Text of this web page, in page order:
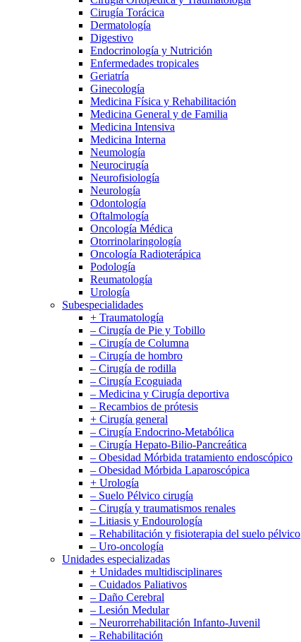
Cirugía Torácica
Dermatología
Digestivo
Endocrinología y Nutrición
Enfermedades tropicales
Geriatría
Ginecología
Medicina Física y Rehabilitación
Medicina General y de Familia
Medicina Intensiva
Medicina Interna
Neumología
Neurocirugía
Neurofisiología
Neurología
Odontología
Oftalmología
Oncología Médica
Otorrinolaringología
Oncología Radioterápica
Podología
Reumatología
Urología
Subespecialidades
+ Traumatología
– Cirugía de Pie y Tobillo
– Cirugía de Columna
– Cirugía de hombro
– Cirugía de rodilla
– Cirugía Ecoguiada
– Medicina y Cirugía deportiva
– Recambios de prótesis
+ Cirugía general
– Cirugía Endocrino-Metabólica
– Cirugía Hepato-Bilio-Pancreática
– Obesidad Mórbida tratamiento endoscópico
– Obesidad Mórbida Laparoscópica
+ Urología
– Suelo Pélvico cirugía
– Cirugía y traumatismos renales
– Litiasis y Endourología
– Rehabilitación y fisioterapia del suelo pélvico
– Uro-oncología
Unidades especializadas
+ Unidades multidisciplinares
– Cuidados Paliativos
– Daño Cerebral
– Lesión Medular
– Neurorrehabilitación Infanto-Juvenil
– Rehabilitación